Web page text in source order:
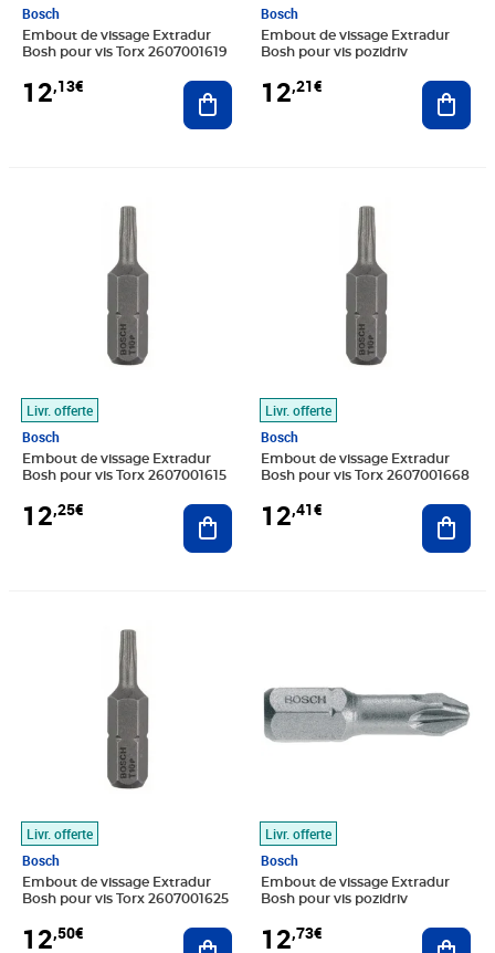
Bosch
Embout de vissage Extradur
Bosh pour vis Torx 2607001619
12,13€ Ajouter au panier
Bosch
Embout de vissage Extradur
Bosh pour vis pozidriv
12,21€
Livr. offerte
Bosch
Embout de vissage Extradur
Bosh pour vis Torx 2607001615
12,25€ Ajouter au panier
Livr. offerte
Bosch
Embout de vissage Extradur
Bosh pour vis Torx 2607001668
12,41€
Livr. offerte
Bosch
Embout de vissage Extradur
Bosh pour vis Torx 2607001625
12,50€ Ajouter au panier
Livr. offerte
Bosch
Embout de vissage Extradur
Bosh pour vis pozidriv
12,73€